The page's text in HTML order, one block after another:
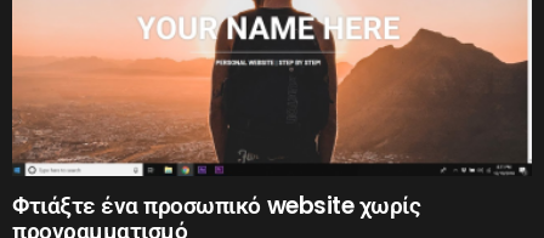
Φτιάξτε ένα προσωπικό website χωρίς